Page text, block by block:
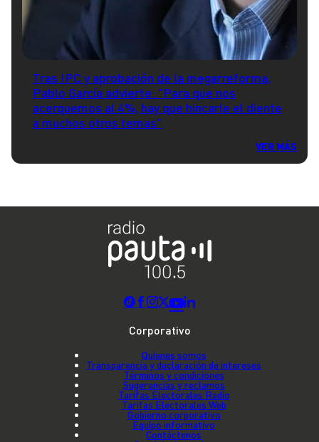
Tras IPC y aprobación de la megarreforma,
Pablo García advierte: "Para que nos
acerquemos al 4%, hay que hincarle el diente
a muchos otros temas"
VER MÁS
Corporativo
Quienes somos
Transparencia y declaración de intereses
Términos y condiciones
Sugerencias y reclamos
Tarifas Electorales Radio
Tarifas Electorales Web
Gobierno corporativo
Equipo informativo
Contáctenos